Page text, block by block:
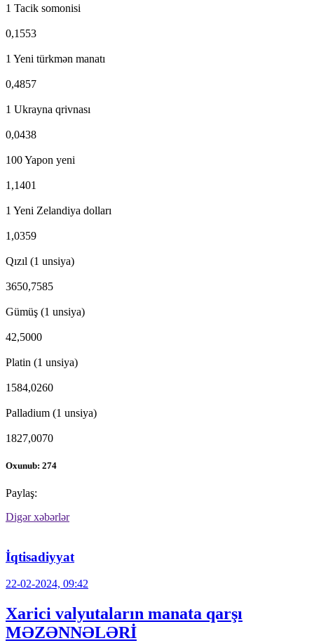
1 Tacik somonisi
0,1553
1 Yeni türkmən manatı
0,4857
1 Ukrayna qrivnası
0,0438
100 Yapon yeni
1,1401
1 Yeni Zelandiya dolları
1,0359
Qızıl (1 unsiya)
3650,7585
Gümüş (1 unsiya)
42,5000
Platin (1 unsiya)
1584,0260
Palladium (1 unsiya)
1827,0070
Oxunub: 274
Paylaş:
Digər xəbərlər
İqtisadiyyat
22-02-2024, 09:42
Xarici valyutaların manata qarşı
MƏZƏNNƏLƏRİ